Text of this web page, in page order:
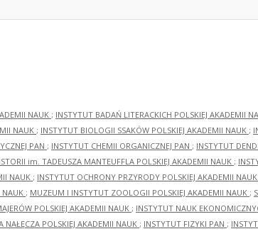
NAUK ; INSTYTUT BADAŃ LITERACKICH POLSKIEJ AKADEMII
NAUK ; INSTYTUT BIOLOGII SSAKÓW POLSKIEJ AKADEMII NAUK ;
PAN ; INSTYTUT CHEMII ORGANICZNEJ PAN ; INSTYTUT
im. TADEUSZA MANTEUFFLA POLSKIEJ AKADEMII NAUK ;
NAUK ; INSTYTUT OCHRONY PRZYRODY POLSKIEJ AKADEMII NAUK
NAUK ; MUZEUM I INSTYTUT ZOOLOGII POLSKIEJ AKADEMII NAUK ;
POLSKIEJ AKADEMII NAUK ; INSTYTUT NAUK
NAŁĘCZA POLSKIEJ AKADEMII NAUK ; INSTYTUT FIZYKI PAN ;